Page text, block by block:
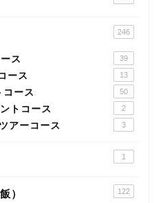
246
ス 39
ース 13
ース 50
トコース 2
アーコース 3
1
） 122